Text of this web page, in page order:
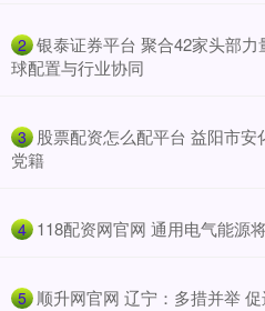
2 银泰证券平台 聚合42家头部
球配置与行业协同
3 股票配资怎么配平台 益阳市
党籍
4 ​118配资网官网 通用电气能源
5 顺升网官网 辽宁：多措并举